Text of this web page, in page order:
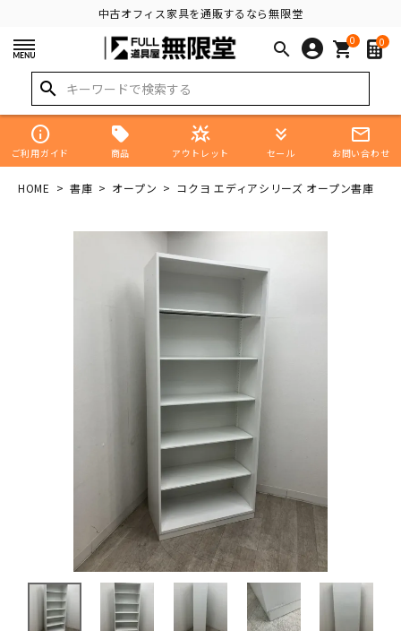
中古オフィス家具を通販するなら無限堂
search 0
shopping_cart 0
search
info
ご利用ガイド 商品
star_shine
アウトレット
keyboard_double_arrow_down
セール
mail_outline
お問い合わせ
HOME 書庫 オープン コクヨ エディアシリーズ オープン書庫